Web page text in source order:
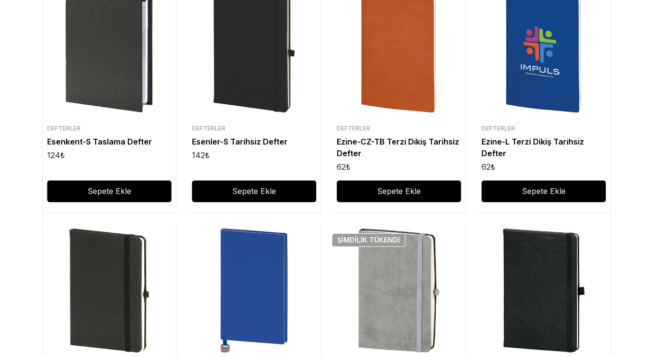
DEFTERLER
Esenkent-S Taslama Defter
124₺
Sepete Ekle
DEFTERLER
Esenler-S Tarihsiz Defter
142₺
Sepete Ekle
DEFTERLER
Ezine-CZ-TB Terzi Dikiş Tarihsiz
Defter
62₺
Sepete Ekle
DEFTERLER
Ezine-L Terzi Dikiş Tarihsiz
Defter
62₺
Sepete Ekle
ŞIMDILIK TÜKENDI